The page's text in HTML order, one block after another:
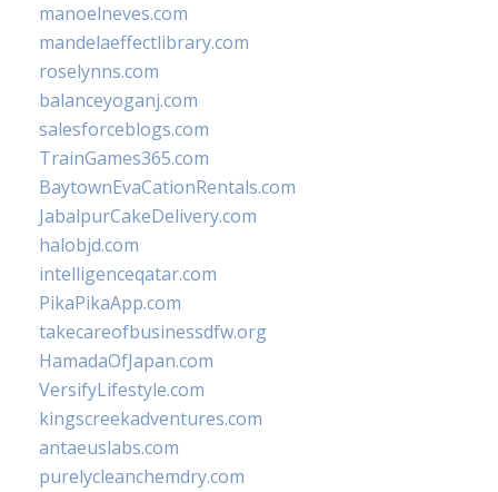
manoelneves.com
mandelaeffectlibrary.com
roselynns.com
balanceyoganj.com
salesforceblogs.com
TrainGames365.com
BaytownEvaCationRentals.com
JabalpurCakeDelivery.com
halobjd.com
intelligenceqatar.com
PikaPikaApp.com
takecareofbusinessdfw.org
HamadaOfJapan.com
VersifyLifestyle.com
kingscreekadventures.com
antaeuslabs.com
purelycleanchemdry.com